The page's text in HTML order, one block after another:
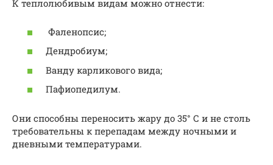
К теплолюбивым видам можно отнести:
Фаленопсис;
Дендробиум;
Ванду карликового вида;
Пафиопедилум.
Они способны переносить жару до 35° С и не столь
требовательны к перепадам между ночными и
дневными температурами.